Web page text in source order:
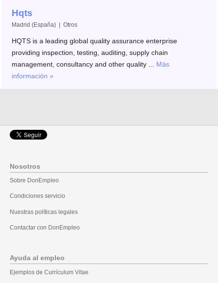
Hqts
Madrid (España) | Otros
HQTS is a leading global quality assurance enterprise
providing inspection, testing, auditing, supply chain
management, consultancy and other quality ... Más
información »
Nosotros
Sobre DonEmpleo
Condiciones servicio
Nuestras políticas legales
Contactar con DonEmpleo
Ayuda al empleo
Ejemplos de Currículum Vitae